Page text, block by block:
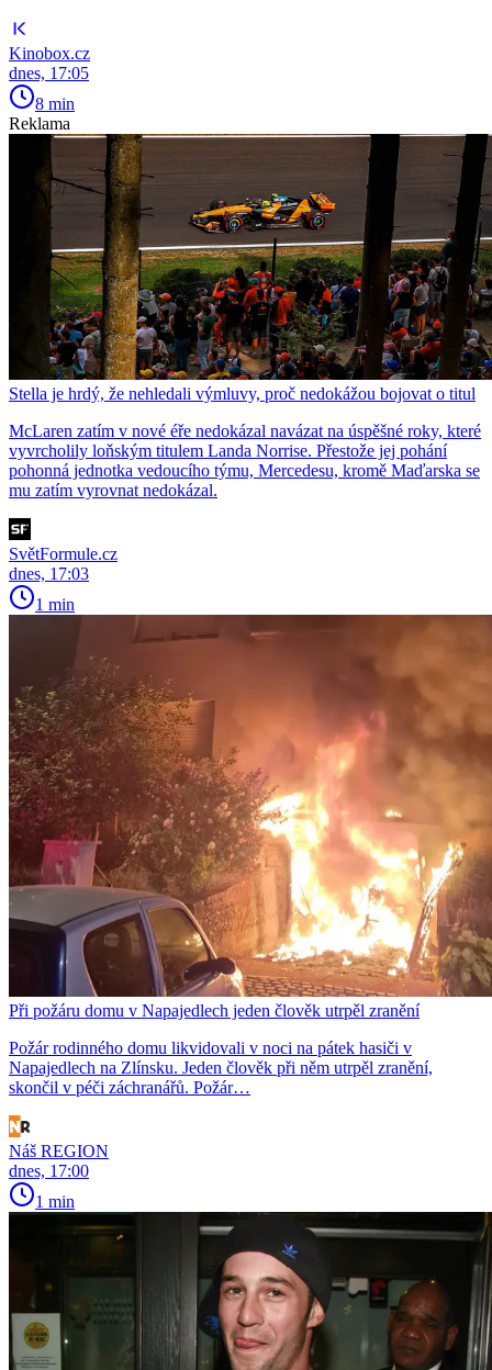
Kinobox.cz
dnes, 17:05
8 min
Reklama
Stella je hrdý, že nehledali výmluvy, proč nedokážou bojovat o titul
McLaren zatím v nové éře nedokázal navázat na úspěšné roky, které
vyvrcholily loňským titulem Landa Norrise. Přestože jej pohání
pohonná jednotka vedoucího týmu, Mercedesu, kromě Maďarska se
mu zatím vyrovnat nedokázal.
SvětFormule.cz
dnes, 17:03
1 min
Při požáru domu v Napajedlech jeden člověk utrpěl zranění
Požár rodinného domu likvidovali v noci na pátek hasiči v
Napajedlech na Zlínsku. Jeden člověk při něm utrpěl zranění,
skončil v péči záchranářů. Požár…
Náš REGION
dnes, 17:00
1 min